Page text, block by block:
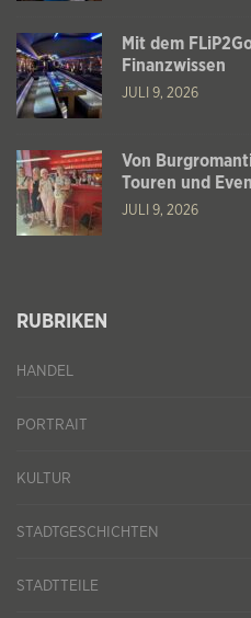
Mit dem
Finanzwissen
JULI 9, 2026
Von
Touren und
JULI 9, 2026
RUBRIKEN
HANDEL
PORTRAIT
KULTUR
STADTGESCHICHTEN
STADTTEILE